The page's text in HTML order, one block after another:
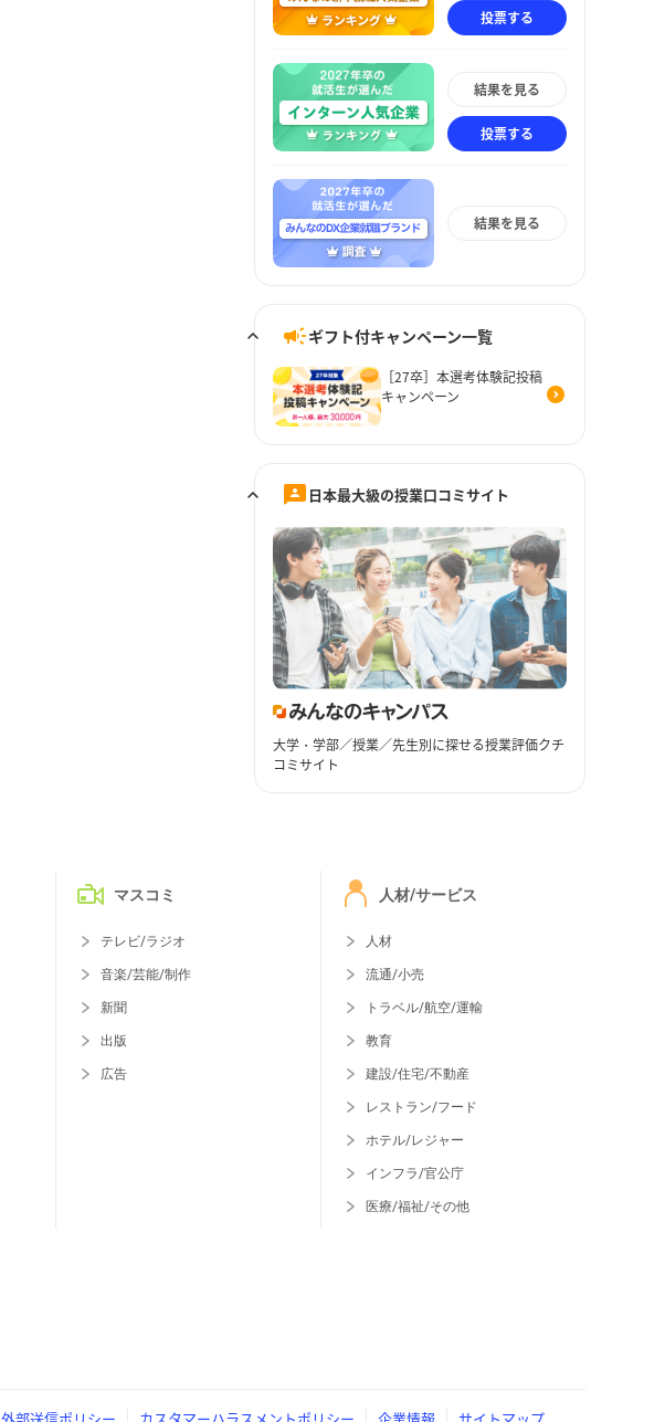
投票する
結果を見る
投票する
結果を見る
ギフト付キャンペーン一覧
［27卒］本選考体験記投稿
キャンペーン
日本最大級の授業口コミサイト
大学・学部／授業／先生別に探せる授業評価クチ
コミサイト
マスコミ
テレビ/ラジオ
音楽/芸能/制作
新聞
出版
広告
人材/サービス
人材
流通/小売
トラベル/航空/運輸
教育
建設/住宅/不動産
レストラン/フード
ホテル/レジャー
インフラ/官公庁
医療/福祉/その他